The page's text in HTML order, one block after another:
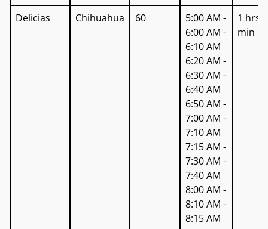
Delicias Chihuahua 60
5:00 AM -
6:00 AM -
6:10 AM
6:20 AM -
6:30 AM -
6:40 AM
6:50 AM -
7:00 AM -
7:10 AM
7:15 AM -
7:30 AM -
7:40 AM
8:00 AM -
8:10 AM -
8:15 AM
1 hrs
min